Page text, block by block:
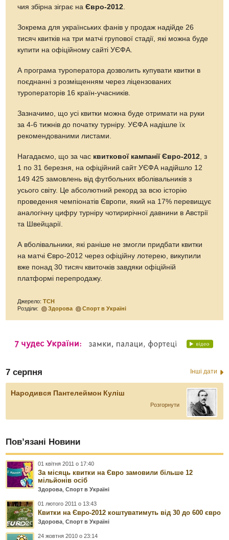
чия збірна зіграє наЄвро-2012
Зокрема для українських фанів у продаж надійде 26
тисяч квитків на три матчі групової стадії, які можна буде
купити на офіційному сайті УЄФА.
А програма туроператора дозволить купувати квитки в
поєднанні з розміщенням через ліцензованих
туроператорів 16 країн-учасників.
Зазначимо, що усі квитки можна буде отримати на руки
за 4-6 тижнів до початку турніру. УЄФА надішле їх
рекомендованими листами.
Нагадаємо, що за час квиткової кампанії Євро-2012 , з
1 по 31 березня, на офіційний сайт УЄФА надійшло 12
149 425 замовлень від футбольних вболівальників з
усього світу. Це абсолютний рекорд за всю історію
проведення чемпіонатів Європи, який на 17% перевищує
аналогічну цифру турніру чотирирічної давнини в Австрії
та Швейцарії.
А вболівальники, які раніше не змогли придбати квитки
на матчі Євро-2012 через офіційну лотерею, викупили
вже понад 30 тисяч квиточків завдяки офіційній
платформі перепродажу.
Джерело:ТСН
Розділи:
Здорова Спорт в Україні
7 серпня Інші дати
Народився Пантелеймон Куліш
Розгорнути
Пов’язані Новини
01 квітня 2011 о 17:40
За місяць квитки на Євро замовили більше 12
мільйонів осіб
Здорова ,Спорт в Україні
01 лютого 2011 о 13:43
Квитки на Євро-2012 коштуватимуть від 30 до 600 євро
Здорова ,Спорт в Україні
24 жовтня 2010 о 23:14